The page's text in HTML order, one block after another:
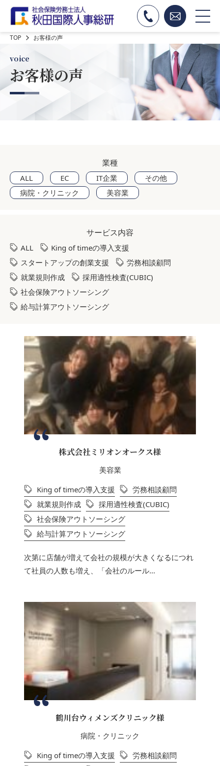
TOP お客様の声
voice
お客様の声
業種
ALL EC IT企業
その他
病院・クリニック
美容業
サービス内容
ALL
King of timeの導入支援
スタートアップの創業支援
労務相談顧問
就業規則作成
採用適性検査(CUBIC)
社会保険アウトソーシング
給与計算アウトソーシング
株式会社ミリオンオークス様
美容業
King of timeの導入支援
労務相談顧問
就業規則作成
採用適性検査(CUBIC)
社会保険アウトソーシング
給与計算アウトソーシング
次第に店舗が増えて会社の規模が大きくなるにつれ
て社員の人数も増え、「会社のルール...
鶴川台ウィメンズクリニック様
病院・クリニック
King of timeの導入支援
労務相談顧問